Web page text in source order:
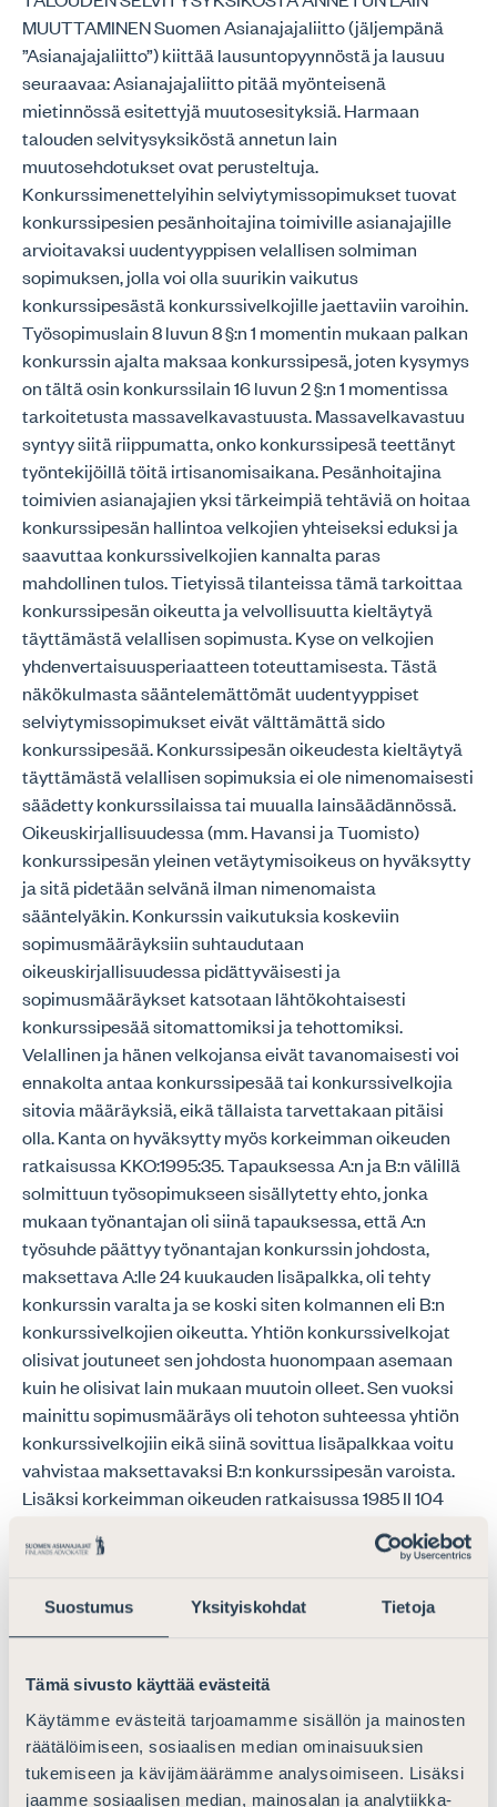
Suostumus Yksityiskohdat Tietoja
Tämä sivusto käyttää evästeitä
Käytämme evästeitä tarjoamamme sisällön ja mainosten
räätälöimiseen, sosiaalisen median ominaisuuksien
tukemiseen ja kävijämäärämme analysoimiseen. Lisäksi
jaamme sosiaalisen median, mainosalan ja analytiikka-
MUUTTAMINEN Suomen Asianajajaliitto (jäljempänä
”Asianajajaliitto”) kiittää lausuntopyynnöstä ja lausuu
seuraavaa: Asianajajaliitto pitää myönteisenä
mietinnössä esitettyjä muutosesityksiä. Harmaan
talouden selvitysyksiköstä annetun lain
muutosehdotukset ovat perusteltuja.
Konkurssimenettelyihin selviytymissopimukset tuovat
konkurssipesien pesänhoitajina toimiville asianajajille
arvioitavaksi uudentyyppisen velallisen solmiman
sopimuksen, jolla voi olla suurikin vaikutus
konkurssipesästä konkurssivelkojille jaettaviin varoihin.
Työsopimuslain 8 luvun 8 §:n 1 momentin mukaan palkan
konkurssin ajalta maksaa konkurssipesä, joten kysymys
on tältä osin konkurssilain 16 luvun 2 §:n 1 momentissa
tarkoitetusta massavelkavastuusta. Massavelkavastuu
syntyy siitä riippumatta, onko konkurssipesä teettänyt
työntekijöillä töitä irtisanomisaikana. Pesänhoitajina
toimivien asianajajien yksi tärkeimpiä tehtäviä on hoitaa
konkurssipesän hallintoa velkojien yhteiseksi eduksi ja
saavuttaa konkurssivelkojien kannalta paras
mahdollinen tulos. Tietyissä tilanteissa tämä tarkoittaa
konkurssipesän oikeutta ja velvollisuutta kieltäytyä
täyttämästä velallisen sopimusta. Kyse on velkojien
yhdenvertaisuusperiaatteen toteuttamisesta. Tästä
näkökulmasta sääntelemättömät uudentyyppiset
selviytymissopimukset eivät välttämättä sido
konkurssipesää. Konkurssipesän oikeudesta kieltäytyä
täyttämästä velallisen sopimuksia ei ole nimenomaisesti
säädetty konkurssilaissa tai muualla lainsäädännössä.
Oikeuskirjallisuudessa (mm. Havansi ja Tuomisto)
konkurssipesän yleinen vetäytymisoikeus on hyväksytty
ja sitä pidetään selvänä ilman nimenomaista
sääntelyäkin. Konkurssin vaikutuksia koskeviin
sopimusmääräyksiin suhtaudutaan
oikeuskirjallisuudessa pidättyväisesti ja
sopimusmääräykset katsotaan lähtökohtaisesti
konkurssipesää sitomattomiksi ja tehottomiksi.
Velallinen ja hänen velkojansa eivät tavanomaisesti voi
ennakolta antaa konkurssipesää tai konkurssivelkojia
sitovia määräyksiä, eikä tällaista tarvettakaan pitäisi
olla. Kanta on hyväksytty myös korkeimman oikeuden
ratkaisussa KKO:1995:35. Tapauksessa A:n ja B:n välillä
solmittuun työsopimukseen sisällytetty ehto, jonka
mukaan työnantajan oli siinä tapauksessa, että A:n
työsuhde päättyy työnantajan konkurssin johdosta,
maksettava A:lle 24 kuukauden lisäpalkka, oli tehty
konkurssin varalta ja se koski siten kolmannen eli B:n
konkurssivelkojien oikeutta. Yhtiön konkurssivelkojat
olisivat joutuneet sen johdosta huonompaan asemaan
kuin he olisivat lain mukaan muutoin olleet. Sen vuoksi
mainittu sopimusmääräys oli tehoton suhteessa yhtiön
konkurssivelkojiin eikä siinä sovittua lisäpalkkaa voitu
vahvistaa maksettavaksi B:n konkurssipesän varoista.
Lisäksi korkeimman oikeuden ratkaisussa 1985 II 104
määräys lakisääteistä pidemmästä irtisanomisajasta ei
Asianajajaliitto toteaa, että mikäli lainsäätäjän
tarkoituksena ja tavoitteena on esimerkiksi
konkurssivelkojia sitovasti siitä, että palkkataso
palautuu konkurssitilanteessa ennalleen, edellyttää
palkkatason palautuminen säännösmuutoksia. Ilman
nimenomaista sääntelyä riskinä on, että velallisen ja